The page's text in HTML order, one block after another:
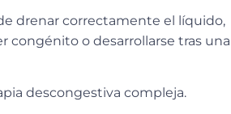
drenar correctamente el líquido,
congénito o desarrollarse tras una
descongestiva compleja.